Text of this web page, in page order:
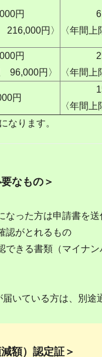
円
216,000円〉
〈年間
円
96,000円〉
〈年間
円
〈年間
なります。
なもの＞
なった方は申請書を送
認がとれるもの
できる書類（マイナ
いている方は、別途
額）認定証＞